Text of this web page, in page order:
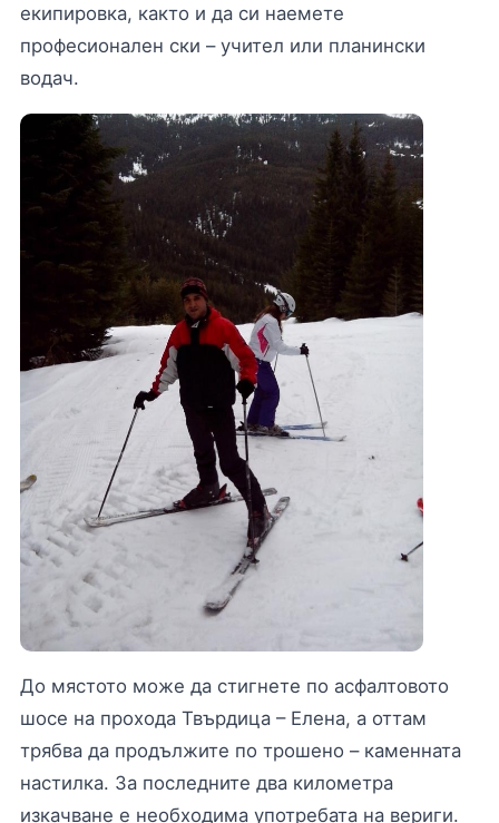
екипировка, както и да си наемете
професионален ски – учител или планински
водач.
До мястото може да стигнете по асфалтовото
шосе на прохода Твърдица – Елена, а оттам
трябва да продължите по трошено – каменната
настилка. За последните два километра
изкачване е необходима употребата на вериги.